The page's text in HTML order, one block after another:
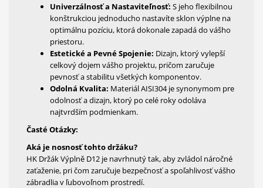
Univerzálnosť a Nastaviteľnosť: S jeho flexibilnou
konštrukciou jednoducho nastavíte sklon výplne na
optimálnu pozíciu, ktorá dokonale zapadá do vášho
priestoru.
Estetické a Pevné Spojenie: Dizajn, ktorý vylepší
celkový dojem vášho projektu, pričom zaručuje
pevnosť a stabilitu všetkých komponentov.
Odolná Kvalita: Materiál AISI304 je synonymom pre
odolnosť a dizajn, ktorý po celé roky odoláva
najtvrdším podmienkam.
Časté Otázky:
Aká je nosnosť tohto držáku?
HK Držák Výplně D12 je navrhnutý tak, aby zvládol náročné
zaťaženie, pri čom zaručuje bezpečnosť a spoľahlivosť vášho
zábradlia v ľubovoľnom prostredí.